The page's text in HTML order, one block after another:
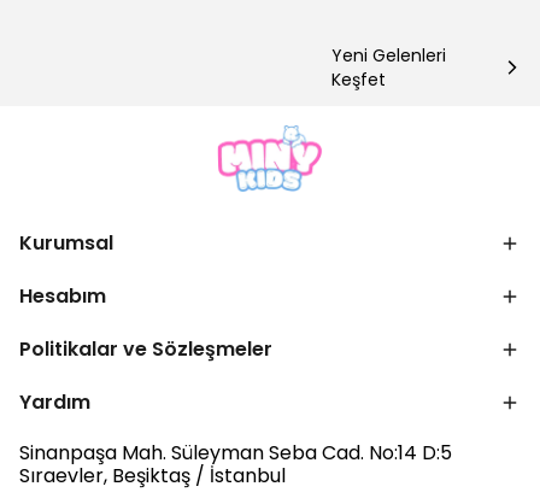
Yeni Gelenleri
Keşfet
Kurumsal
Hesabım
Politikalar ve Sözleşmeler
Yardım
Sinanpaşa Mah. Süleyman Seba Cad. No:14 D:5
Sıraevler, Beşiktaş / İstanbul